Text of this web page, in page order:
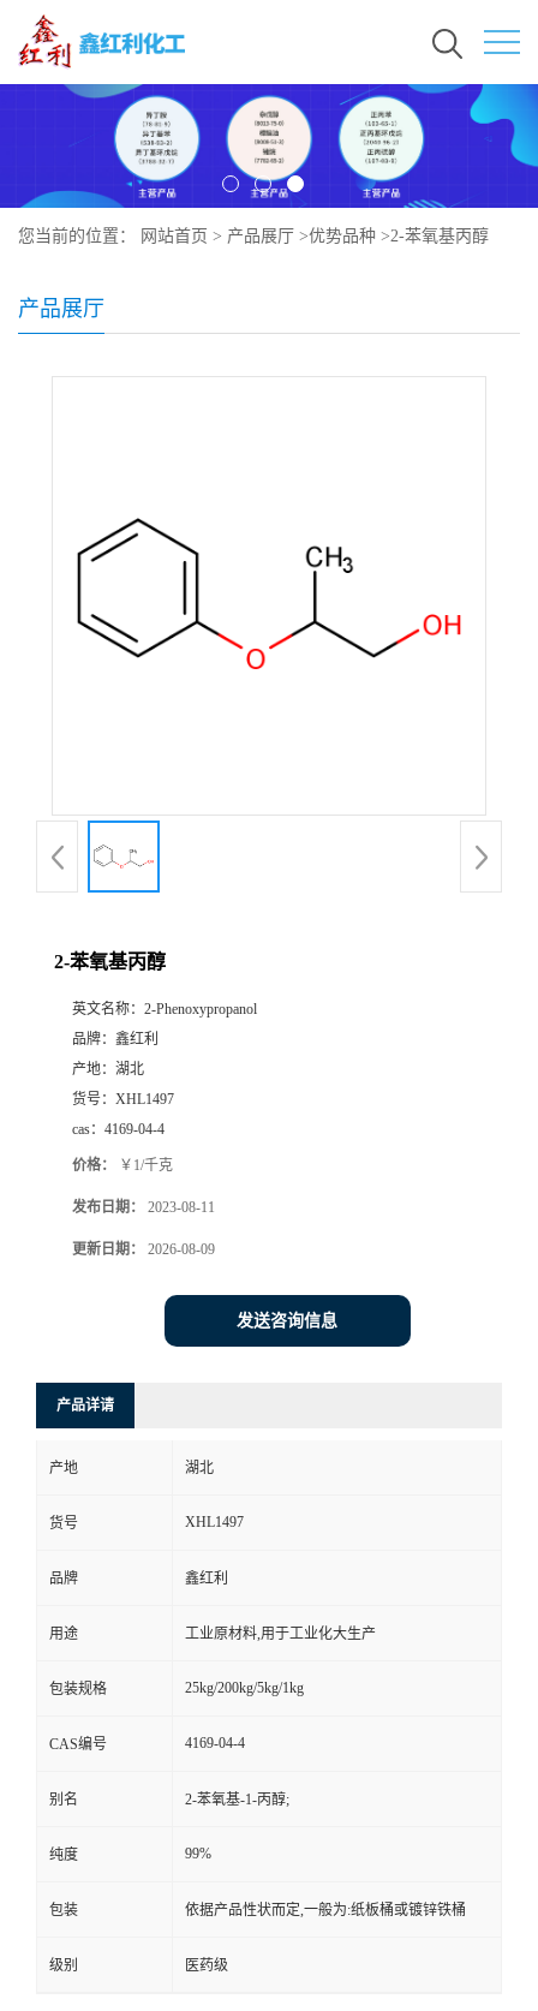
您当前的位置： 网站首页 > 产品展厅 >优势品种 >2-苯氧基丙醇
产品展厅
2-苯氧基丙醇
英文名称： 2-Phenoxypropanol
品牌： 鑫红利
产地： 湖北
货号： XHL1497
cas： 4169-04-4
价格： ￥1/千克
发布日期： 2023-08-11
更新日期： 2026-08-09
发送咨询信息
产品详请
产地 湖北
货号 XHL1497
品牌 鑫红利
用途 工业原材料,用于工业化大生产
包装规格 25kg/200kg/5kg/1kg
CAS编号 4169-04-4
别名 2-苯氧基-1-丙醇;
纯度 99%
包装 依据产品性状而定,一般为:纸板桶或镀锌铁桶
级别 医药级